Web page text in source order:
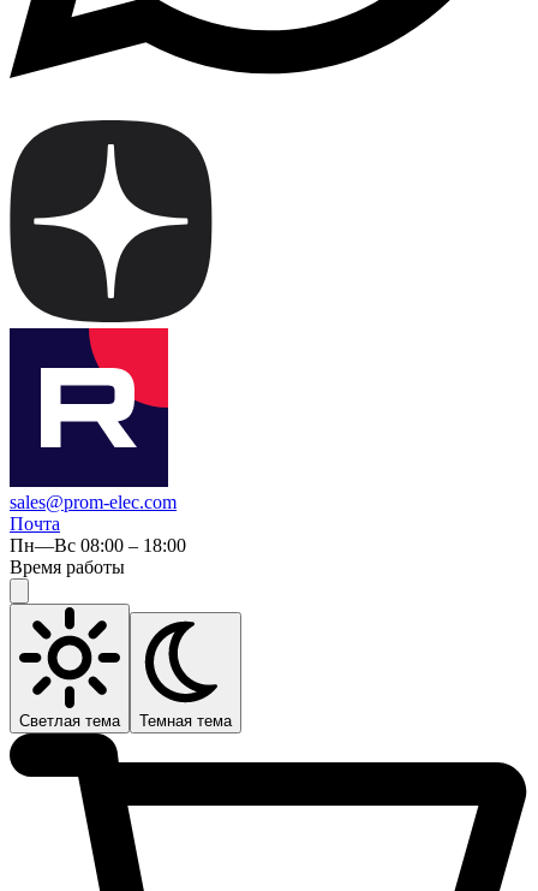
sales@prom-elec.com
Почта
Пн—Вс 08:00 – 18:00
Время работы
Светлая тема Темная тема